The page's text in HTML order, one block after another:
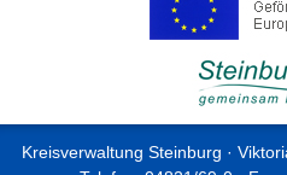
Kreisverwaltung Steinburg ·